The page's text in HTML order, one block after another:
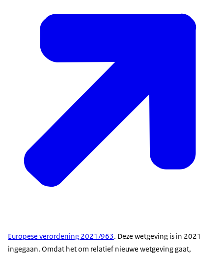
Europese verordening 2021/963. Deze wetgeving is in 2021
ingegaan. Omdat het om relatief nieuwe wetgeving gaat,